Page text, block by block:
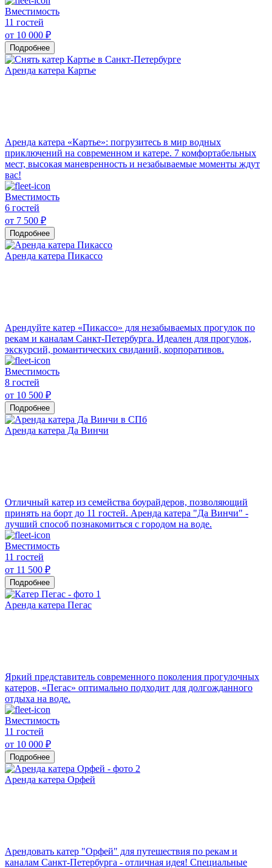
Вместимость
11 гостей
от 10 000 ₽
Подробнее
Аренда катера Картье
Аренда катера «Картье»: погрузитесь в мир водных
приключений на современном и катере. 7 комфортабельных
мест, высокая маневренность и незабываемые моменты ждут
вас!
Вместимость
6 гостей
от 7 500 ₽
Подробнее
Аренда катера Пикассо
Арендуйте катер «Пикассо» для незабываемых прогулок по
рекам и каналам Санкт-Петербурга. Идеален для прогулок,
экскурсий, романтических свиданий, корпоративов.
Вместимость
8 гостей
от 10 500 ₽
Подробнее
Аренда катера Да Винчи
Отличный катер из семейства боурайдеров, позволяющий
принять на борт до 11 гостей. Аренда катера "Да Винчи" -
лучший способ познакомиться с городом на воде.
Вместимость
11 гостей
от 11 500 ₽
Подробнее
Аренда катера Пегас
Яркий представитель современного поколения прогулочных
катеров, «Пегас» оптимально подходит для долгожданного
отдыха на воде.
Вместимость
11 гостей
от 10 000 ₽
Подробнее
Аренда катера Орфей
Арендовать катер "Орфей" для путешествия по рекам и
каналам Санкт-Петербурга - отличная идея! Специальные